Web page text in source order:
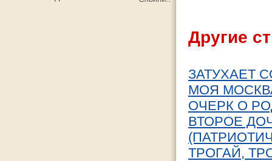
Другие
ЗАТУХАЕТ
МОЯ
ОЧЕРК О
ВТОРОЕ
ТРОГАЙ,